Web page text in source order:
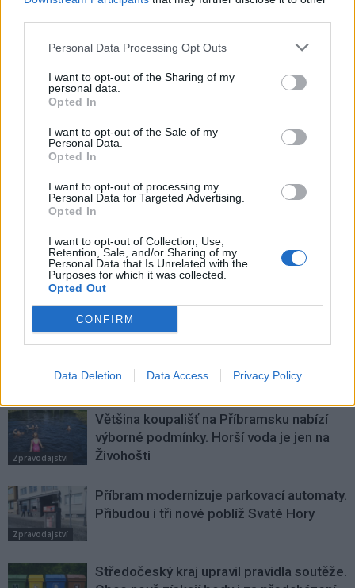
Personal Data Processing Opt Outs
I want to opt-out of the Sharing of my
personal data.
Opted In
I want to opt-out of the Sale of my
Personal Data.
Opted In
I want to opt-out of processing my
Personal Data for Targeted Advertising.
Opted In
I want to opt-out of Collection, Use,
Retention, Sale, and/or Sharing of my
Personal Data that Is Unrelated with the
Purposes for which it was collected.
Opted Out
CONFIRM
Data Deletion Data Access Privacy Policy
nepedagogičtí pracovníci
plat Příbram
škola
Hotel a restaurace v kulturním
domě: Šance na obnovu, nebo
ztracené iluze? Opozice varuje,
Nosná zeď Sofie Švejdové:
Výstava, která odhaluje základní
VÍCE OD AUTORA
Zpravodajství
Většina koupališť na Příbramsku nabízí
výborné podmínky. Horší voda je jen na
Živohošti
Zpravodajství
Příbram modernizuje parkovací automaty.
Přibudou i tři nové poblíž Svaté Hory
Středočeský kraj upravil pravidla soutěže.